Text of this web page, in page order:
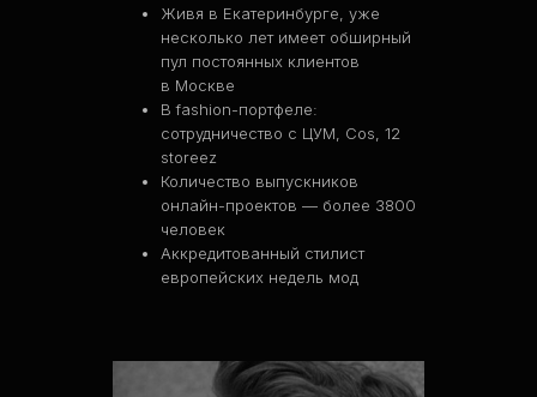
Живя в Екатеринбурге, уже
несколько лет имеет обширный
пул постоянных клиентов
в Москве
В fashion-портфеле:
сотрудничество с ЦУМ, Cos, 12
storeez
Количество выпускников
онлайн-проектов — более 3800
человек
Аккредитованный стилист
европейских недель мод